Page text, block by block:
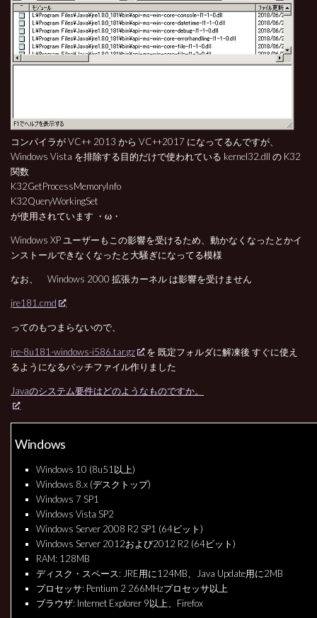
コンパイラが VC++ 2013 から VC++2017 になってるんですが、
Windows Vista を排除する目的だけで使われている kernel32.dll の K32
関数
K32GetProcessMemoryInfo
K32QueryWorkingSet
が使用されています ・ω・
Windows XP ユーザーもこの影響を受けるため、動かなくなったとかイ
ンストールできなくなったと大騒ぎになってる模様
なお、 Windows 2000 拡張カーネル は影響を受けません
jre181.cmd
ってのもつまらないので、
jre-8u181-windows-i586.tar.gz
を 既定フォルダに解凍後 すぐに使え
るようになるバッチファイル作りました
Javaのシステム要件はどのようなものですか。
Windows
Windows 10 (8u51以上)
Windows 8.x (デスクトップ)
Windows 7 SP1
Windows Vista SP2
Windows Server 2008 R2 SP1 (64ビット)
Windows Server 2012および2012 R2 (64ビット)
RAM: 128MB
ディスク・スペース: JRE用に124MB、Java Update用に2MB
プロセッサ: Pentium 2 266MHzプロセッサ以上
ブラウザ: Internet Explorer 9以上、Firefox